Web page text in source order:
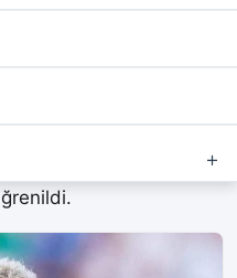
Hocalığı Getirmesinin
Oyuncunun 11